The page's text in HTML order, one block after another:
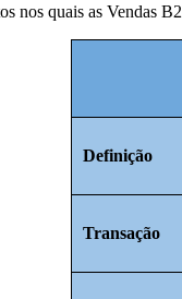
nos quais as Vendas
Definição
Transação